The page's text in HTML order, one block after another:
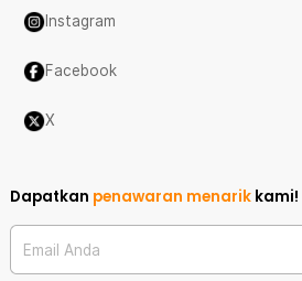
Instagram
Facebook
X
Dapatkan penawaran menarik kami!
Email Anda